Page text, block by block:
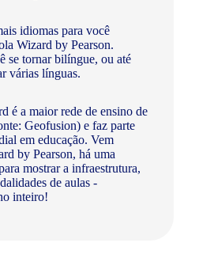
idiomas para você
Wizard by Pearson.
se tornar bilíngue, ou até
várias línguas.
é a maior rede de ensino de
Geofusion) e faz parte
em educação. Vem
by Pearson, há uma
mostrar a infraestrutura,
de aulas -
inteiro!